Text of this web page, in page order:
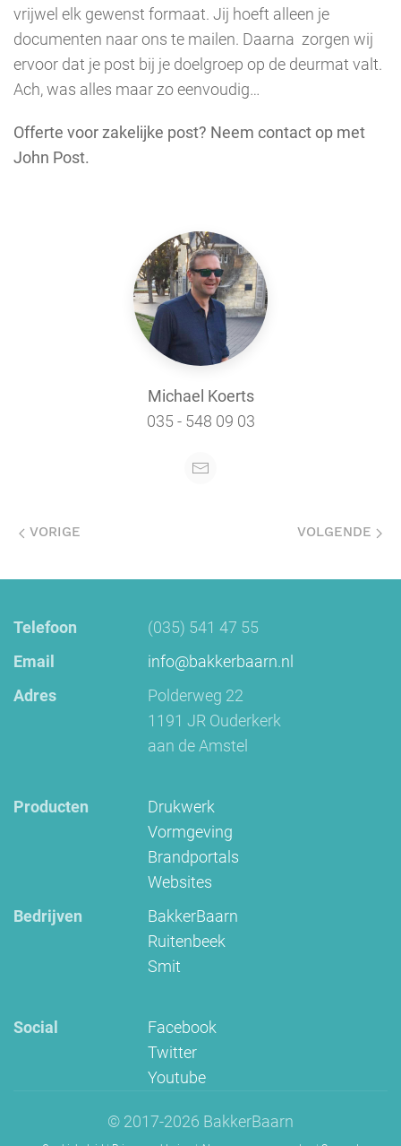
vrijwel elk gewenst formaat. Jij hoeft alleen je
documenten naar ons te mailen. Daarna zorgen wij
ervoor dat je post bij je doelgroep op de deurmat valt.
Ach, was alles maar zo eenvoudig…
Offerte voor zakelijke post? Neem contact op met
John Post.
Michael Koerts
035 - 548 09 03
VORIGE VOLGENDE
Telefoon
(035) 541 47 55
Email
info@bakkerbaarn.nl
Adres
Polderweg 22
1191 JR Ouderkerk
aan de Amstel
Producten
Drukwerk
Vormgeving
Brandportals
Websites
Bedrijven
BakkerBaarn
Ruitenbeek
Smit
Social
Facebook
Twitter
Youtube
© 2017-2026 BakkerBaarn